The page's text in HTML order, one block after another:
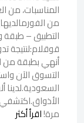
المناسبات، من
من
التطبيق – طبقة
قوقلام:لنتيجة
أنهي بطبقة من
التسوق الآن
مرة!اقرأ أكثر